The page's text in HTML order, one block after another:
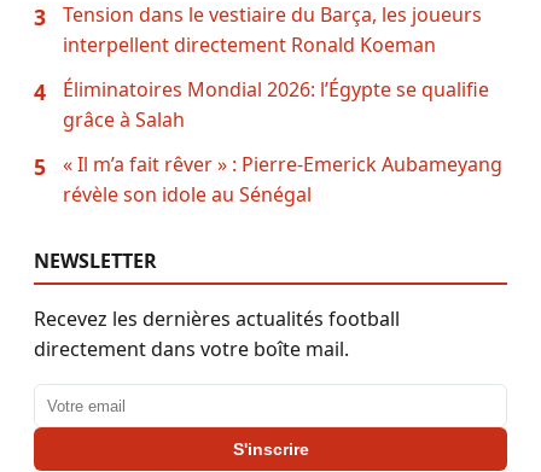
3
Tension dans le vestiaire du Barça, les joueurs
interpellent directement Ronald Koeman
4
Éliminatoires Mondial 2026: l’Égypte se qualifie
grâce à Salah
5
« Il m’a fait rêver » : Pierre-Emerick Aubameyang
révèle son idole au Sénégal
NEWSLETTER
Recevez les dernières actualités football
directement dans votre boîte mail.
Adresse email
S'inscrire